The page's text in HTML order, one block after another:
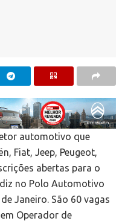
automotivo que
Fiat, Jeep, Peugeot,
abertas para o
no Polo Automotivo
Janeiro. São 60 vagas
Operador de